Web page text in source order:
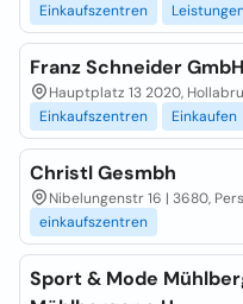
Einkaufszentren
Franz Schneider
Hauptplatz 13 2020,
Einkaufszentren
Einkaufen
Christl Gesmbh
Nibelungenstr 16 | 3680,
einkaufszentren
Sport & Mode